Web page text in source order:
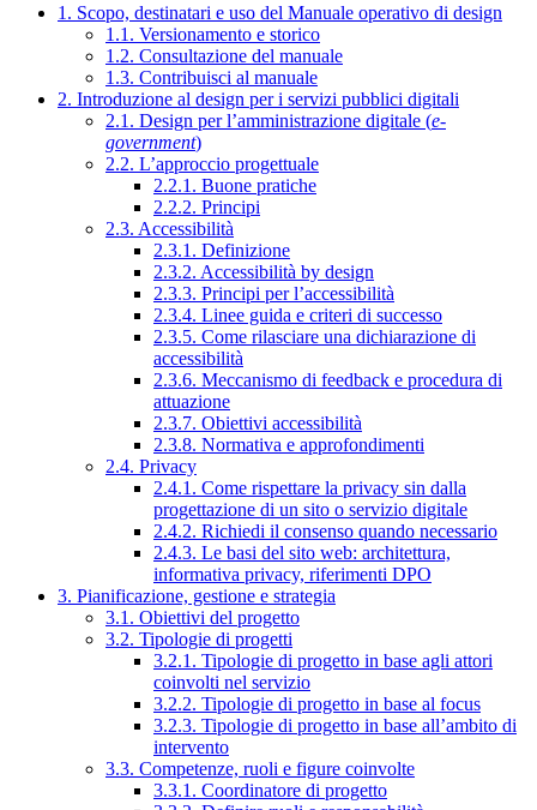
1. Scopo, destinatari e uso del Manuale operativo di design
1.1. Versionamento e storico
1.2. Consultazione del manuale
1.3. Contribuisci al manuale
2. Introduzione al design per i servizi pubblici digitali
2.1. Design per l’amministrazione digitale (e-
government)
2.2. L’approccio progettuale
2.2.1. Buone pratiche
2.2.2. Principi
2.3. Accessibilità
2.3.1. Definizione
2.3.2. Accessibilità by design
2.3.3. Principi per l’accessibilità
2.3.4. Linee guida e criteri di successo
2.3.5. Come rilasciare una dichiarazione di
accessibilità
2.3.6. Meccanismo di feedback e procedura di
attuazione
2.3.7. Obiettivi accessibilità
2.3.8. Normativa e approfondimenti
2.4. Privacy
2.4.1. Come rispettare la privacy sin dalla
progettazione di un sito o servizio digitale
2.4.2. Richiedi il consenso quando necessario
2.4.3. Le basi del sito web: architettura,
informativa privacy, riferimenti DPO
3. Pianificazione, gestione e strategia
3.1. Obiettivi del progetto
3.2. Tipologie di progetti
3.2.1. Tipologie di progetto in base agli attori
coinvolti nel servizio
3.2.2. Tipologie di progetto in base al focus
3.2.3. Tipologie di progetto in base all’ambito di
intervento
3.3. Competenze, ruoli e figure coinvolte
3.3.1. Coordinatore di progetto